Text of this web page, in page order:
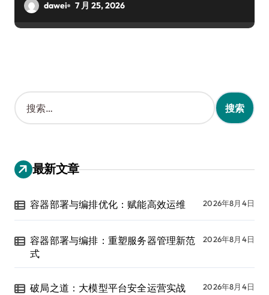
dawei 7 月 25, 2026
搜
索
：
最新文章
容器部署与编排优化：赋能高效运维 2026年8月4日
容器部署与编排：重塑服务器管理新范
式
2026年8月4日
破局之道：大模型平台安全运营实战 2026年8月4日